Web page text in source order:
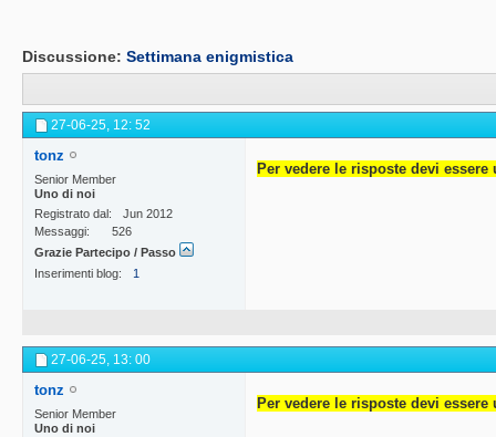
Discussione: Settimana enigmistica
27-06-25, 12: 52
tonz
Senior Member
Uno di noi
Registrato dal
Jun 2012
Messaggi
526
Grazie Partecipo / Passo
Inserimenti blog
1
Per vedere le risposte devi
27-06-25, 13: 00
tonz
Senior Member
Uno di noi
Per vedere le risposte devi